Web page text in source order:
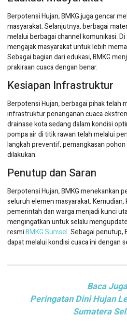
Berpotensi Hujan, BMKG juga gencar
masyarakat. Selanjutnya, berbagai
melalui berbagai channel komunikasi. Di
mengajak masyarakat untuk lebih
Sebagai bagian dari edukasi, BMKG
prakiraan cuaca dengan benar.
Kesiapan Infrastruktur
Berpotensi Hujan, berbagai pihak telah
infrastruktur penanganan cuaca
drainase kota sedang dalam kondisi
pompa air di titik rawan telah melalui
langkah preventif, pemangkasan
dilakukan.
Penutup dan Saran
Berpotensi Hujan, BMKG menekankan
seluruh elemen masyarakat.
pemerintah dan warga menjadi kunci
mengingatkan untuk selalu
resmiBMKG Sumsel. Sebagai penutup,
dapat melalui kondisi cuaca ini dengan
Baca
Peringatan Dini Hujan
Sumatera